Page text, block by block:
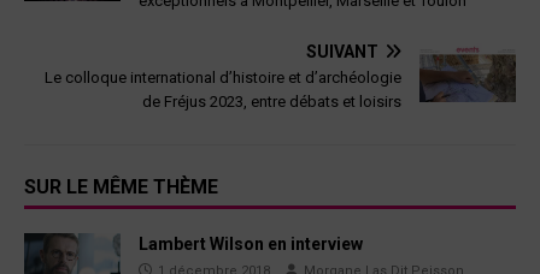
SUIVANT
Le colloque international d’histoire et d’archéologie
de Fréjus 2023, entre débats et loisirs
SUR LE MÊME THÈME
Lambert Wilson en interview